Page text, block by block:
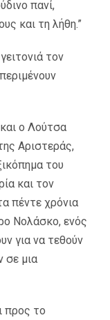
πανί,
και τη λήθη.”
τον
ο Λούτσα
Αριστεράς,
του
και τον
πέντε χρόνια
Νολάσκο, ενός
για να τεθούν
σε μια
προς το